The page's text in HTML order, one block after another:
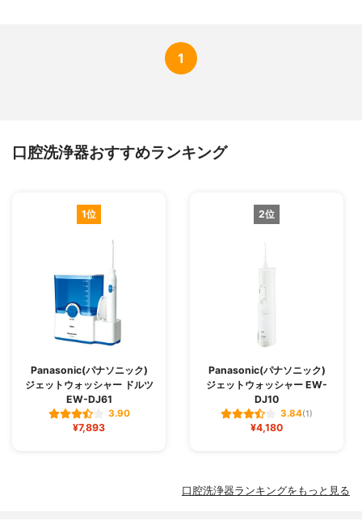
1
口腔洗浄器おすすめランキング
1位
Panasonic(パナソニック)
ジェットウォッシャー ドルツ
EW-DJ61
3.90
¥7,893
2位
Panasonic(パナソニック)
ジェットウォッシャー EW-
DJ10
3.84(1)
¥4,180
口腔洗浄器ランキングをもっと見る